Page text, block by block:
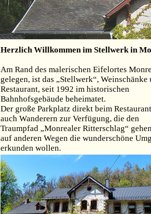
Herzlich Willkommen im Stellwerk in
Am Rand des malerischen Eifelortes
gelegen, ist das „Stellwerk“, Weinschänke
Restaurant, seit 1992 im historischen
Bahnhofsgebäude beheimatet.
Der große Parkplatz direkt beim
auch Wanderern zur Verfügung, die den
Traumpfad „Monrealer Ritterschlag“
auf anderen Wegen die wunderschöne
erkunden wollen.